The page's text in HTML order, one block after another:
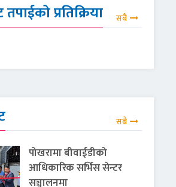
प्रतिक्रिया सबै
सबै
पोखरामा बीवाईडीको
आधिकारिक सर्भिस सेन्टर
सञ्चालनमा